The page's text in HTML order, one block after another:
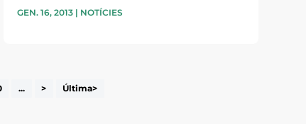
GEN. 16, 2013| NOTÍCIES
... > Última>